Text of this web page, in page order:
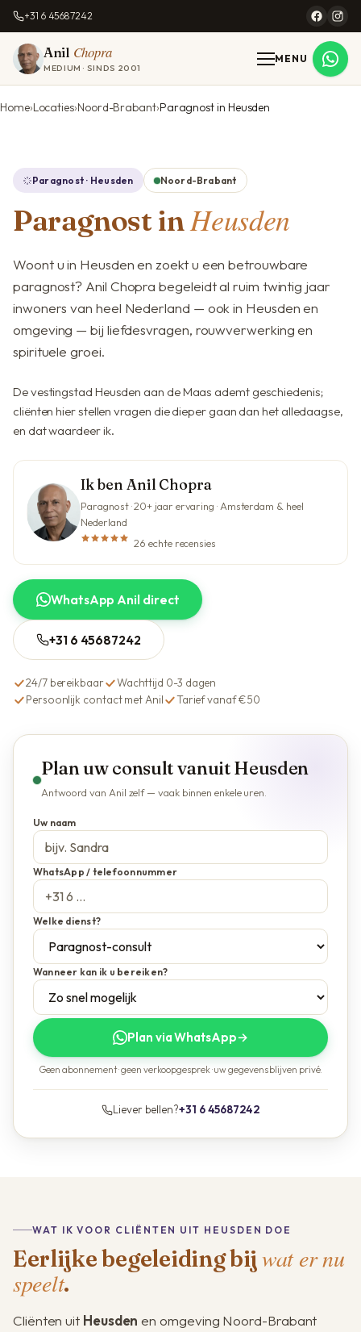
+31 6 45687242
Anil Chopra
MEDIUM · SINDS 2001
MENU
Home Locaties Noord-Brabant Paragnost in Heusden
Paragnost · Heusden Noord-Brabant
Paragnost inHeusden
Woont u in Heusden en zoekt u een betrouwbare
paragnost? Anil Chopra begeleidt al ruim twintig jaar
inwoners van heel Nederland — ook in Heusden en
omgeving — bij liefdesvragen, rouwverwerking en
spirituele groei.
De vestingstad Heusden aan de Maas ademt geschiedenis;
cliënten hier stellen vragen die dieper gaan dan het alledaagse,
en dat waardeer ik.
Ik ben Anil Chopra
Paragnost · 20+ jaar ervaring · Amsterdam & heel
Nederland
26 echte recensies
WhatsApp Anil direct
+31 6 45687242
24/7 bereikbaar
Wachttijd 0-3 dagen
Persoonlijk contact met Anil
Tarief vanaf €50
Plan uw consult vanuit Heusden
Antwoord van Anil zelf — vaak binnen enkele uren.
Uw naam
WhatsApp / telefoonnummer
Welke dienst?
Wanneer kan ik u bereiken?
Plan via WhatsApp→
Geen abonnement · geen verkoopgesprek · uw gegevens blijven privé.
Liever bellen?+31 6 45687242
WAT IK VOOR CLIËNTEN UIT HEUSDEN DOE
Eerlijke begeleiding bij wat er nu
speelt.
Cliënten uit Heusden en omgeving Noord-Brabant